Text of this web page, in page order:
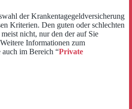
der Krankentagegeldversicherung
Kriterien. Den guten oder schlechten
nicht, nur den der auf Sie
Informationen zum
im Bereich “Private